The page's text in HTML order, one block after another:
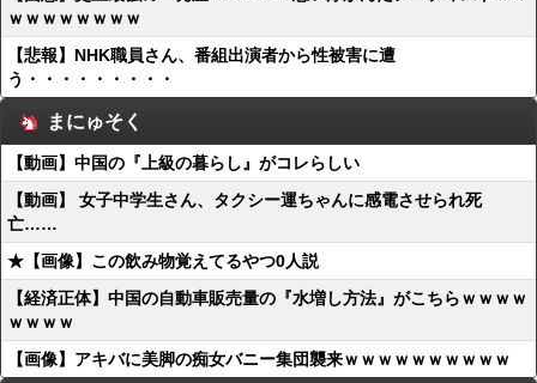
ｗｗｗｗｗｗｗｗ
【悲報】NHK職員さん、番組出演者から性被害に遭
う・・・・・・・・・
まにゅそく
【動画】中国の『上級の暮らし』がコレらしい
【動画】 女子中学生さん、タクシー運ちゃんに感電させられ死
亡……
★【画像】この飲み物覚えてるやつ0人説
【経済正体】中国の自動車販売量の『水増し方法』がこちらｗｗｗｗ
ｗｗｗｗ
【画像】アキバに美脚の痴女バニー集団襲来ｗｗｗｗｗｗｗｗｗｗ